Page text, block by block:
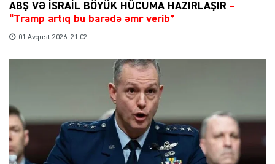
ABŞ VƏ İSRAİL BÖYÜK HÜCUMA HAZIRLAŞIR –
“Tramp artıq bu barədə əmr verib”
01 Avqust 2026, 21:02